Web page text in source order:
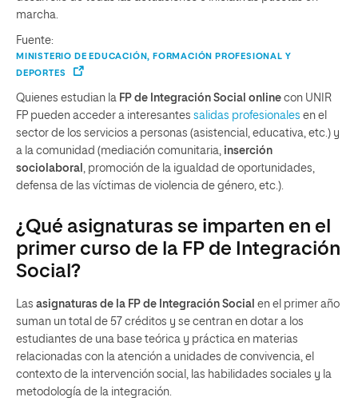
marcha.
Fuente:
MINISTERIO DE EDUCACIÓN, FORMACIÓN PROFESIONAL Y
DEPORTES
Quienes estudian la FP de Integración Social online con UNIR
FP pueden acceder a interesantes salidas profesionales en el
sector de los servicios a personas (asistencial, educativa, etc.) y
a la comunidad (mediación comunitaria, inserción
sociolaboral , promoción de la igualdad de oportunidades,
defensa de las víctimas de violencia de género, etc.).
¿Qué asignaturas se imparten en el
primer curso de la FP de Integración
Social?
Las asignaturas de la FP de Integración Social en el primer año
suman un total de 57 créditos y se centran en dotar a los
estudiantes de una base teórica y práctica en materias
relacionadas con la atención a unidades de convivencia, el
contexto de la intervención social, las habilidades sociales y la
metodología de la integración.